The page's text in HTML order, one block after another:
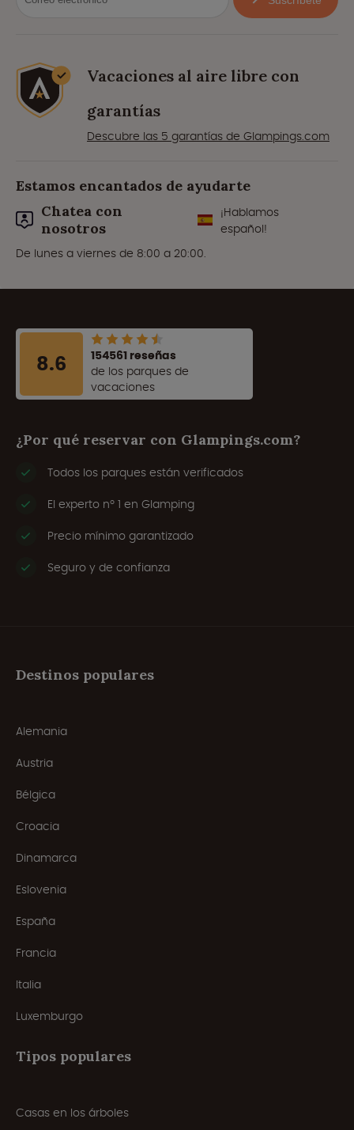
Vacaciones al aire libre con
garantías
Descubre las 5 garantías de Glampings.com
Estamos encantados de ayudarte
Chatea con
nosotros
¡Hablamos
español!
De lunes a viernes de 8:00 a 20:00.
8.6
154561 reseñas
de los parques de
vacaciones
¿Por qué reservar con Glampings.com?
Todos los parques están verificados
El experto nº 1 en Glamping
Precio mínimo garantizado
Seguro y de confianza
Destinos populares
Alemania
Austria
Bélgica
Croacia
Dinamarca
Eslovenia
España
Francia
Italia
Luxemburgo
Tipos populares
Casas en los árboles